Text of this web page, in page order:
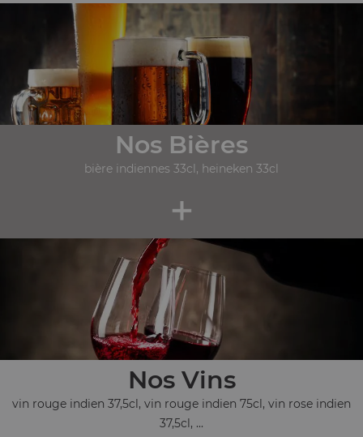
Nos Bières
bière indiennes 33cl, heineken 33cl
+
Nos Vins
vin rouge indien 37,5cl, vin rouge indien 75cl, vin rose indien
37,5cl, ...